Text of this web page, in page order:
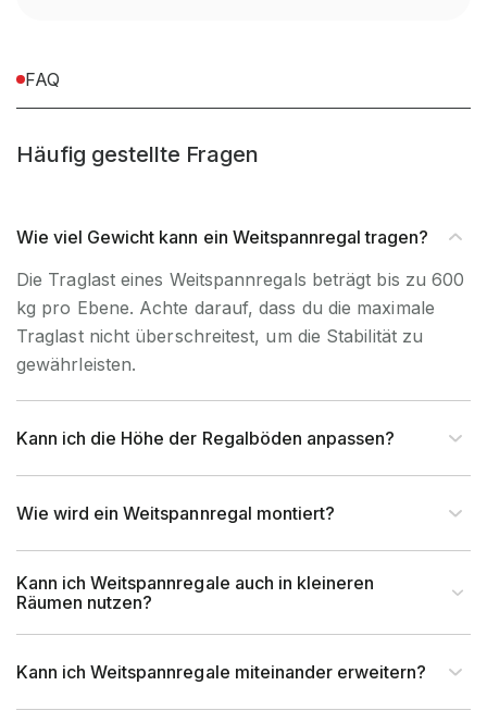
Befestigungsart Boden- & Wandbefestigung
FAQ
Häufig gestellte Fragen
Wie viel Gewicht kann ein Weitspannregal tragen?
Die Traglast eines Weitspannregals beträgt bis zu 600
kg pro Ebene. Achte darauf, dass du die maximale
Traglast nicht überschreitest, um die Stabilität zu
gewährleisten.
Kann ich die Höhe der Regalböden anpassen?
Wie wird ein Weitspannregal montiert?
Kann ich Weitspannregale auch in kleineren
Räumen nutzen?
Kann ich Weitspannregale miteinander erweitern?